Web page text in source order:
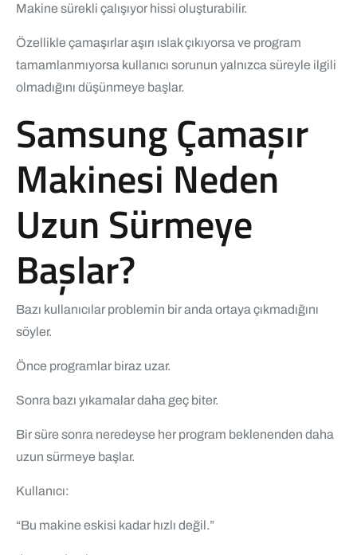
Makine sürekli çalışıyor hissi oluşturabilir.
Özellikle çamaşırlar aşırı ıslak çıkıyorsa ve program
tamamlanmıyorsa kullanıcı sorunun yalnızca süreyle ilgili
olmadığını düşünmeye başlar.
Samsung Çamaşır
Makinesi Neden
Uzun Sürmeye
Başlar?
Bazı kullanıcılar problemin bir anda ortaya çıkmadığını
söyler.
Önce programlar biraz uzar.
Sonra bazı yıkamalar daha geç biter.
Bir süre sonra neredeyse her program beklenenden daha
uzun sürmeye başlar.
Kullanıcı:
“Bu makine eskisi kadar hızlı değil.”